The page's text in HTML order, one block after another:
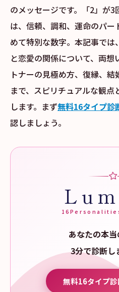
のメッセージです。「2」が3
は、信頼、調和、運命のパ
めて特別な数字。本記事で
と恋愛の関係について、両
トナーの見極め方、復縁、
まで、スピリチュアルな観
します。まず無料16タイプ診
認しましょう。
16Personalities
あなたの本当
3分で診断し
無料16タイプ